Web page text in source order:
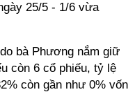
25/5 - 1/6 vừa
bà Phương nắm giữ
còn 6 cổ phiếu, tỷ lệ
còn gần như 0% vốn